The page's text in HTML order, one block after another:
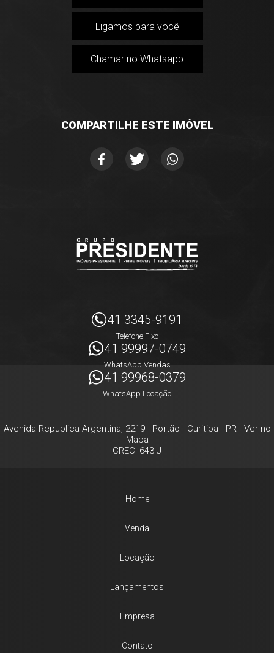
Ligamos para você
Chamar no Whatsapp
COMPARTILHE ESTE IMÓVEL
41 3345-9191
Telefone Fixo
41 99997-0749
WhatsApp Vendas
41 99968-0379
WhatsApp Locação
Avenida Republica Argentina, 2219- Portão - Curitiba - PR- Ver no
Mapa
CRECI 643-J
Home
Venda
Locação
Lançamentos
Empresa
Contato